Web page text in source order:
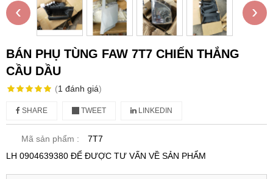
‹ ›
BÁN PHỤ TÙNG FAW 7T7 CHIẾN THẮNG
CẦU DẦU
(1 đánh giá)
SHARE TWEET LINKEDIN
Mã sản phẩm :
7T7
LH 0904639380 ĐỂ ĐƯỢC TƯ VẤN VỀ SẢN PHẨM